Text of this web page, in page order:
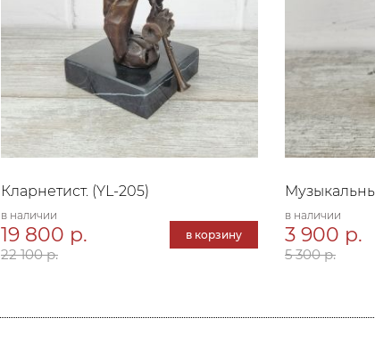
Кларнетист. (YL-205)
в наличии
19 800 р.
22 100 р.
в корзину
в наличии
3 900 р.
5 300 р.